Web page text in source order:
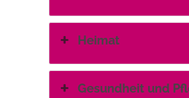
Heimat
Gesundheit und